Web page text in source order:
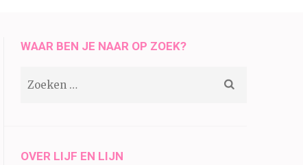
WAAR BEN JE NAAR OP ZOEK?
OVER LIJF EN LIJN